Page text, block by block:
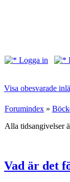
Logga in
Visa obesvarade
Forumindex »
Alla tidsangivelser
Vad är det